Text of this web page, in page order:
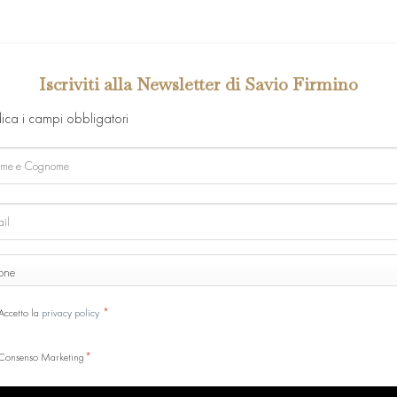
Iscriviti alla Newsletter di Savio Firmino
i campi obbligatori
la privacy policy *
Marketing*